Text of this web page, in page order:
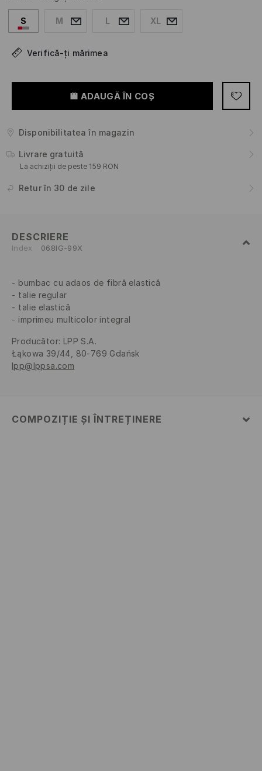
S M L XL
Verifică-ți mărimea
ADAUGĂ ÎN COŞ
Disponibilitatea în magazin
Livrare gratuită
La achiziții de peste 159 RON
Retur în 30 de zile
DESCRIERE
Index 068IG-99X
bumbac cu adaos de fibră elastică
talie regular
talie elastică
imprimeu multicolor integral
Producător: LPP S.A.
Łąkowa 39/44, 80-769 Gdańsk
lpp@lppsa.com
COMPOZIȚIE ȘI ÎNTREȚINERE